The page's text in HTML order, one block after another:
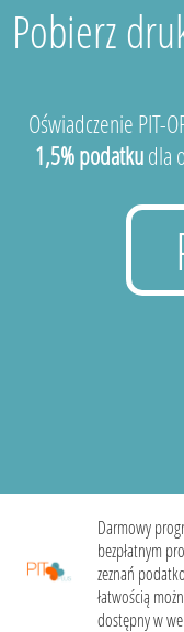
Pobierz
Oświadczenie PIT-
1,5% podatkudla
Darmowy
bezpłatnym
zeznań
łatwością
dostępny w